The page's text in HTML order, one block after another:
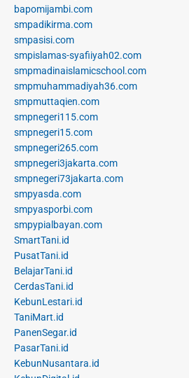
bapomijambi.com
smpadikirma.com
smpasisi.com
smpislamas-syafiiyah02.com
smpmadinaislamicschool.com
smpmuhammadiyah36.com
smpmuttaqien.com
smpnegeri115.com
smpnegeri15.com
smpnegeri265.com
smpnegeri3jakarta.com
smpnegeri73jakarta.com
smpyasda.com
smpyasporbi.com
smpypialbayan.com
SmartTani.id
PusatTani.id
BelajarTani.id
CerdasTani.id
KebunLestari.id
TaniMart.id
PanenSegar.id
PasarTani.id
KebunNusantara.id